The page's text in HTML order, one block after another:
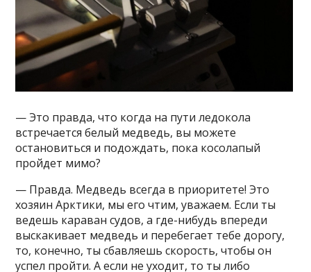
— Это правда, что когда на пути ледокола
встречается белый медведь, вы можете
остановиться и подождать, пока косолапый
пройдет мимо?
— Правда. Медведь всегда в приоритете! Это
хозяин Арктики, мы его чтим, уважаем. Если ты
ведешь караван судов, а где-нибудь впереди
выскакивает медведь и перебегает тебе дорогу,
то, конечно, ты сбавляешь скорость, чтобы он
успел пройти. А если не уходит, то ты либо